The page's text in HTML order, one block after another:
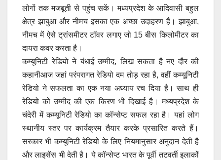
लोगों तक मजबूती से पहुंच सकें। मध्यप्रदेश के आदिवासी बहुल
क्षेत्र झाबुआ और नीमच इसका एक अच्छा उदाहरण हैं। झाबुआ,
नीमच में ऐसे ट्रांसमीटर टॉवर लगाए जो 15 बीस किलोमीटर का
दायरा कवर करता है।
कम्यूनिटी रेडियो ने बंधाई उम्मीद, लिख सकता है नए दौर की
कहानीआज जहां परंपरागत रेडियो दम तोड़ रहा है, वहीं कम्यूनिटी
रेडियो ने सफलता का एक नया अध्याय रच दिया है। साथ ही
रेडियो को उम्मीद की एक किरण भी दिखाई है। मध्यप्रदेश के
चंदेरी में कम्यूनिटी रेडियो का कॉन्सेप्ट सफल रहा है। यहां लोग
स्थानीय स्तर पर कार्यक्रम तैयार करके प्रसारित करते हैं।
सरकार भी कम्यूनिटी रेडियो के लिए नियमानुसार अनुदान देती है
और लाइसेंस भी देती है। ये कॉन्सेप्ट भारत के पूर्वी तटवर्ती इलाकों